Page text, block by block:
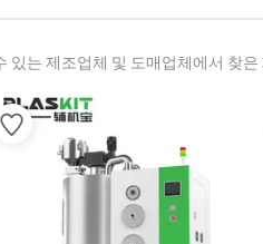
있는 제조업체 및 도매업체에서 찾은